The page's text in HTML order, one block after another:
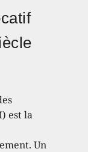
est la
Un